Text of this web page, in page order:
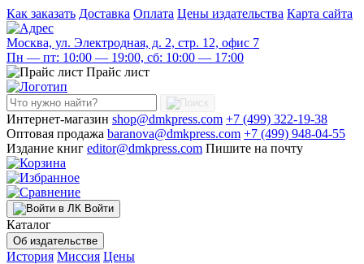
Как заказать Доставка Оплата Цены издательства Карта сайта
Москва, ул. Электродная, д. 2, стр. 12, офис 7
Пн — пт: 10:00 — 19:00, сб: 10:00 — 17:00
Прайс лист
Интернет-магазин shop@dmkpress.com +7 (499) 322-19-38
Оптовая продажа baranova@dmkpress.com +7 (499) 948-04-55
Издание книг editor@dmkpress.com Пишите на почту
Войти
Каталог
Об издательстве
История Миссия Цены